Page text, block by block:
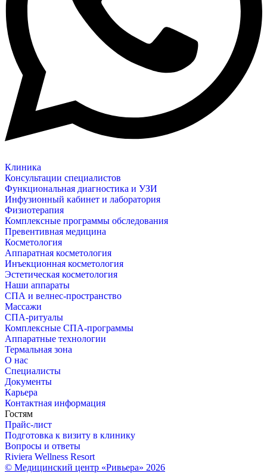
Клиника
Консультации специалистов
Функциональная диагностика и УЗИ
Инфузионный кабинет и лаборатория
Физиотерапия
Комплексные программы обследования
Превентивная медицина
Косметология
Аппаратная косметология
Инъекционная косметология
Эстетическая косметология
Наши аппараты
СПА и велнес-пространство
Массажи
СПА-ритуалы
Комплексные СПА-программы
Аппаратные технологии
Термальная зона
О нас
Специалисты
Документы
Карьера
Контактная информация
Гостям
Прайс-лист
Подготовка к визиту в клинику
Вопросы и ответы
Riviera Wellness Resort
© Медицинский центр «Ривьера» 2026